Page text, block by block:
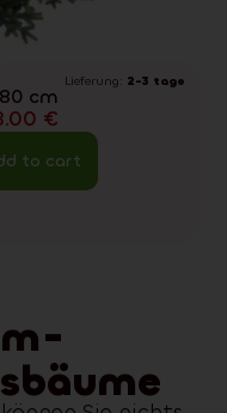
Lieferung: 2-3 tage
cm
€
to cart